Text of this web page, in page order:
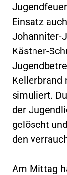
Einsatz
Johanniter-
Kästner-
Kellerbrand
simuliert.
der
gelöscht
den
Am Mittag